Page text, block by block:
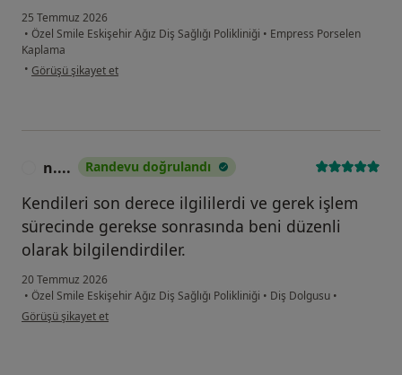
25 Temmuz 2026
• Özel Smile Eskişehir Ağız Diş Sağlığı Polikliniği • Empress Porselen
Kaplama
• kullanıcının görüşüne göre bu...
Görüşü şikayet et
n.... Randevu doğrulandı
Kendileri son derece ilgililerdi ve gerek işlem
sürecinde gerekse sonrasında beni düzenli
olarak bilgilendirdiler.
20 Temmuz 2026
• Özel Smile Eskişehir Ağız Diş Sağlığı Polikliniği • Diş Dolgusu •
kullanıcının görüşüne göre n....
Görüşü şikayet et